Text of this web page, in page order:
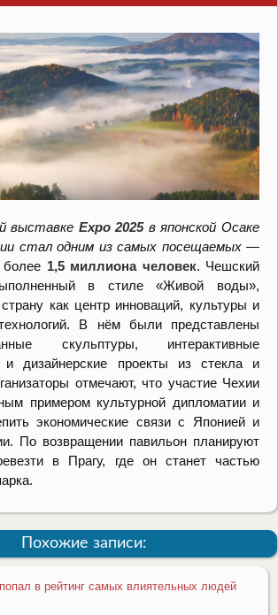
выставке Expo 2025в японской Осаке
стал одним из самых посещаемых—
более 1,5 миллиона человек. Чешский
в стиле «Живой воды»,
как центр инноваций, культуры и
В нём были представлены
скульптуры, интерактивные
и дизайнерские проекты из стекла и
отмечают, что участие Чехии
примером культурной дипломатии и
экономические связи с Японией и
По возвращении павильон планируют
в Прагу, где он станет частью
Похожие записи:
в рейтинг самых влиятельных людей